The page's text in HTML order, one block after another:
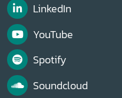
LinkedIn
YouTube
Spotify
Soundcloud